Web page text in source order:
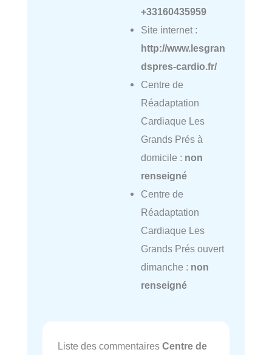
+33160435959
Site internet :
http://www.lesgran
dspres-cardio.fr/
Centre de
Réadaptation
Cardiaque Les
Grands Prés à
domicile : non
renseigné
Centre de
Réadaptation
Cardiaque Les
Grands Prés ouvert
dimanche : non
renseigné
Liste des commentaires Centre de